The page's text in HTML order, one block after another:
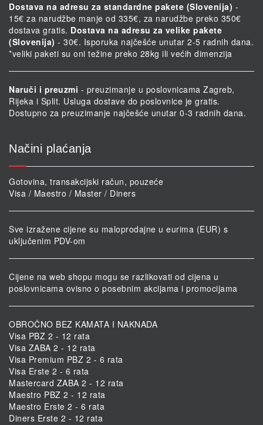
Dostava na adresu za standardne pakete (Slovenija) -
15€ za narudžbe manje od 335€, za narudžbe preko 350€
dostava gratis. Dostava na adresu za velike pakete
(Slovenija) - 30€. Isporuka najčešće unutar 2-5 radnih dana.
*veliki paketi su oni težine preko 28kg ili većih dimenzija
Naruči i preuzmi - preuzimanje u poslovnicama Zagreb,
Rijeka i Split. Usluga dostave do poslovnice je gratis.
Dostupno za preuzimanje najčešće unutar 0-3 radnih dana.
Načini plaćanja
Gotovina, transakcijski račun, pouzeće
Visa / Maestro / Master / Diners
Sve izražene cijene su maloprodajne u eurima (EUR) s
uključenim PDV-om
Cijene na web shopu mogu se razlikovati od cijena u
poslovnicama ovisno o posebnim akcijama i promocijama
OBROČNO BEZ KAMATA I NAKNADA
Visa PBZ 2 - 12 rata
Visa ZABA 2 - 12 rata
Visa Premium PBZ 2 - 6 rata
Visa Erste 2 - 6 rata
Mastercard ZABA 2 - 12 rata
Maestro PBZ 2 - 12 rata
Maestro Erste 2 - 6 rata
Diners Erste 2 - 12 rata